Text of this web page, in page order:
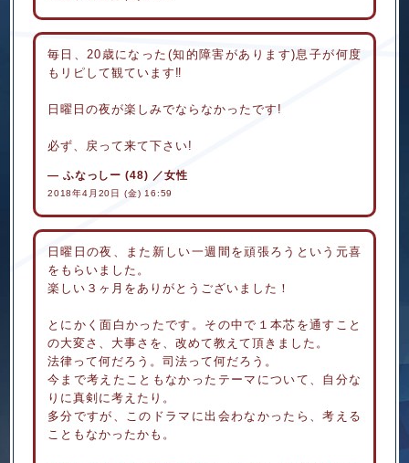
毎日、20歳になった(知的障害があります)息子が何度
もリピして観ています‼︎
日曜日の夜が楽しみでならなかったです!
必ず、戻って来て下さい!
ふなっしー (48) ／女性
2018年4月20日 (金) 16:59
日曜日の夜、また新しい一週間を頑張ろうという元喜
をもらいました。
楽しい３ヶ月をありがとうございました！
とにかく面白かったです。その中で１本芯を通すこと
の大変さ、大事さを、改めて教えて頂きました。
法律って何だろう。司法って何だろう。
今まで考えたこともなかったテーマについて、自分な
りに真剣に考えたり。
多分ですが、このドラマに出会わなかったら、考える
こともなかったかも。